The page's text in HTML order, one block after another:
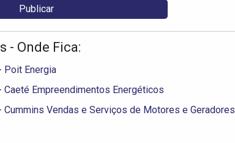
- Onde Fica:
Poit Energia
Caeté Empreendimentos Energéticos
Cummins Vendas e Serviços de Motores e Geradores